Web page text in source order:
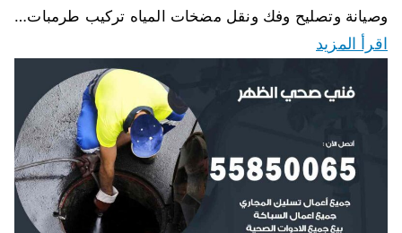
وصيانة وتصليح وفك ونقل مضخات المياه تركيب طرمبات…
اقرأ المزيد